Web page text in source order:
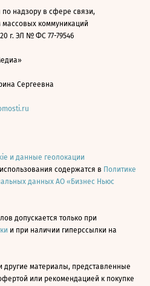
надзору в сфере связи,
коммуникаций
г. ЭЛ № ФС 77-79546
Сергеевна
и данные геолокации
содержатся в Политике
данных АО «Бизнес Ньюс
допускается только при
и при наличии гиперссылки на
другие материалы, представленные
или рекомендацией к покупке